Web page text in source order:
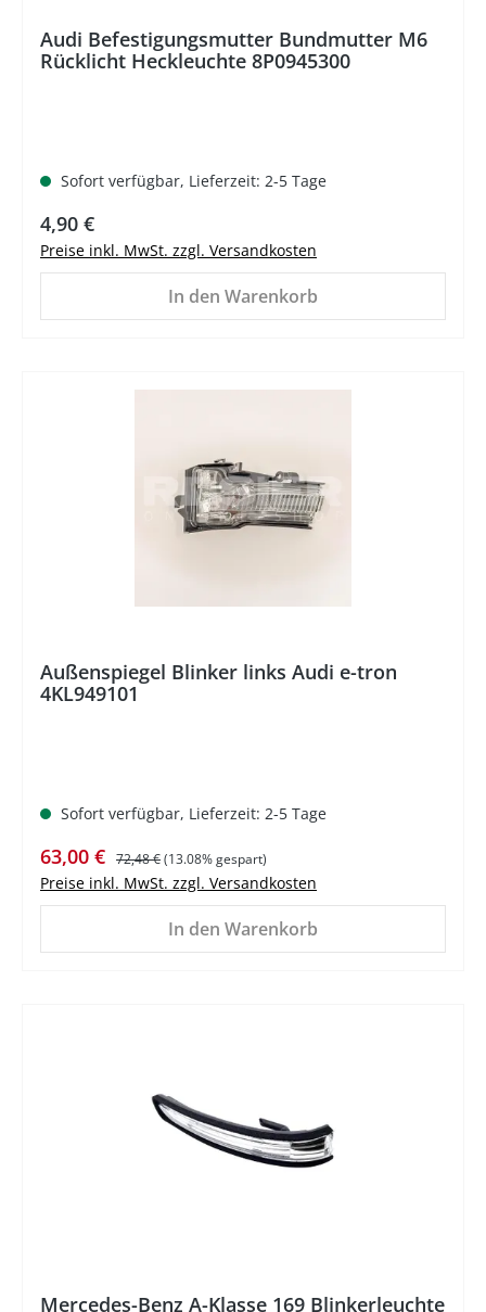
Audi Befestigungsmutter Bundmutter M6
Rücklicht Heckleuchte 8P0945300
Sofort verfügbar, Lieferzeit: 2-5 Tage
Regulärer Preis:
4,90 €
Preise inkl. MwSt. zzgl. Versandkosten
In den Warenkorb
Außenspiegel Blinker links Audi e-tron
4KL949101
Sofort verfügbar, Lieferzeit: 2-5 Tage
Verkaufspreis:
63,00 € Regulärer Preis:
72,48 €(13.08% gespart)
Preise inkl. MwSt. zzgl. Versandkosten
In den Warenkorb
Mercedes-Benz A-Klasse 169 Blinkerleuchte